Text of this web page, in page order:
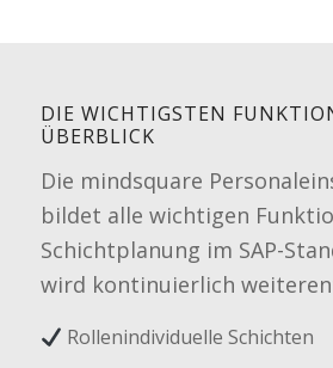
DIE WICHTIGSTEN
ÜBERBLICK
Die mindsquare
bildet alle wichtigen
Schichtplanung im SAP-
wird kontinuierlich
Rollenindividuelle Schichten